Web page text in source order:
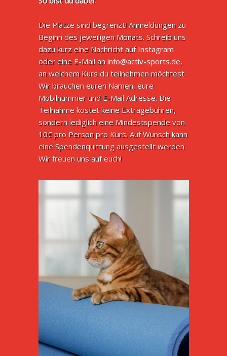
Die Plätze sind begrenzt! Anmeldungen zu
Beginn des jeweiligen Monats. Schreib uns
dazu kurz eine Nachricht aufInstagram
oder eine E-Mail aninfo@activ-sports.de,
an welchem Kurs du teilnehmen möchtest.
Wir brauchen euren Namen, eure
Mobilnummer und E-Mail Adresse. Die
Teilnahme kostet keine Extragebühren,
sondern lediglich eine Mindestspende von
10€ pro Person pro Kurs. Auf Wunsch kann
eine Spendenquittung ausgestellt werden.
Wir freuen uns auf euch!